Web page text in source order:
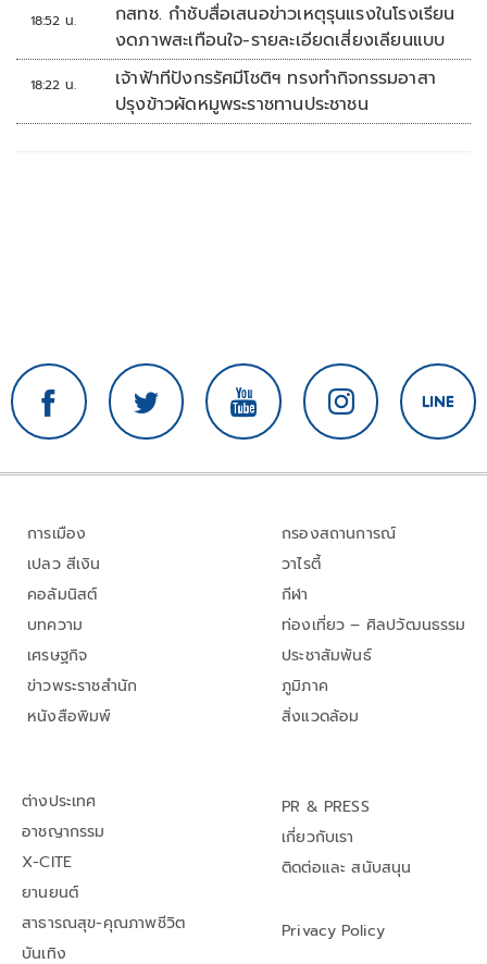
18:52 น.
กสทช. กำชับสื่อเสนอข่าวเหตุรุนแรงในโรงเรียน
งดภาพสะเทือนใจ-รายละเอียดเสี่ยงเลียนแบบ
18:22 น.
เจ้าฟ้าทีปังกรรัศมีโชติฯ ทรงทำกิจกรรมอาสา
ปรุงข้าวผัดหมูพระราชทานประชาชน
การเมือง
เปลว สีเงิน
คอลัมนิสต์
บทความ
เศรษฐกิจ
ข่าวพระราชสำนัก
หนังสือพิมพ์
กรองสถานการณ์
วาไรตี้
กีฬา
ท่องเที่ยว – ศิลปวัฒนธรรม
ประชาสัมพันธ์
ภูมิภาค
สิ่งแวดล้อม
ต่างประเทศ
อาชญากรรม
X-CITE
ยานยนต์
สาธารณสุข-คุณภาพชีวิต
บันเทิง
PR & PRESS
เกี่ยวกับเรา
ติดต่อและ สนับสนุน
Privacy Policy